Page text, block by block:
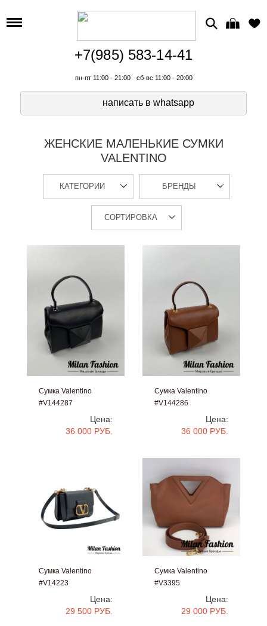
+7(985) 583-14-41
пн-пт 11:00 - 21:00 сб-вс 11:00 - 20:00
написать в whatsapp
ЖЕНСКИЕ МАЛЕНЬКИЕ СУМКИ
VALENTINO
КАТЕГОРИИ БРЕНДЫ
СОРТИРОВКА
Сумка Valentino
#V144287
Цена:
36 000 РУБ.
Сумка Valentino
#V144286
Цена:
36 000 РУБ.
Сумка Valentino
#V14223
Цена:
29 500 РУБ.
Сумка Valentino
#V3395
Цена:
29 000 РУБ.